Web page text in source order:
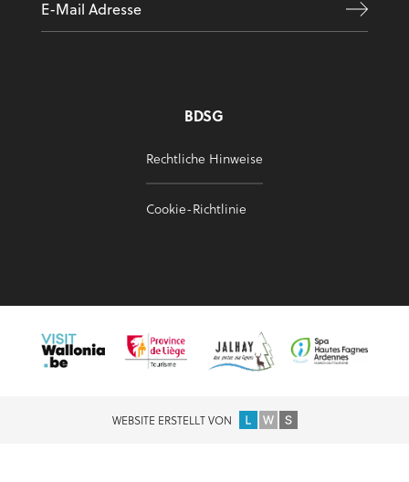
BDSG
Rechtliche Hinweise
Cookie-Richtlinie
WEBSITE ERSTELLT VON